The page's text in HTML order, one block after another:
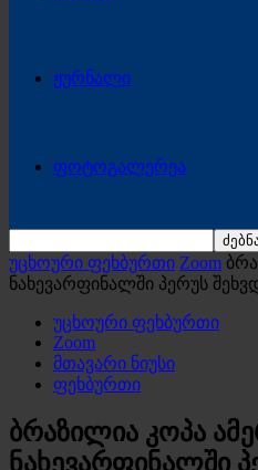
ჟურნალი
ფოტოგალერეა
უცხოური ფეხბურთი Zoom
ნახევარფინალში პერუს
უცხოური ფეხბურთი
Zoom
მთავარი ნიუსი
ფეხბურთი
ბრაზილია კოპა
ნახევარფინალში